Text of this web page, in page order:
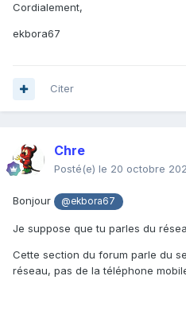
Cordialement,
ekbora67
Citer
Chre
Posté(e) le 20 octobre
Bonjour @ekbora67
Je suppose que tu parles du
Cette section du forum parle du
réseau, pas de la téléphone